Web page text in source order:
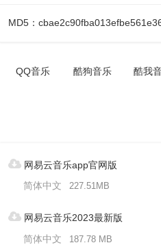
MD5：
QQ音乐 酷狗音乐 酷我
网易云音乐app官网版
简体中文
227.51MB
网易云音乐2023最新版
简体中文
187.78 MB